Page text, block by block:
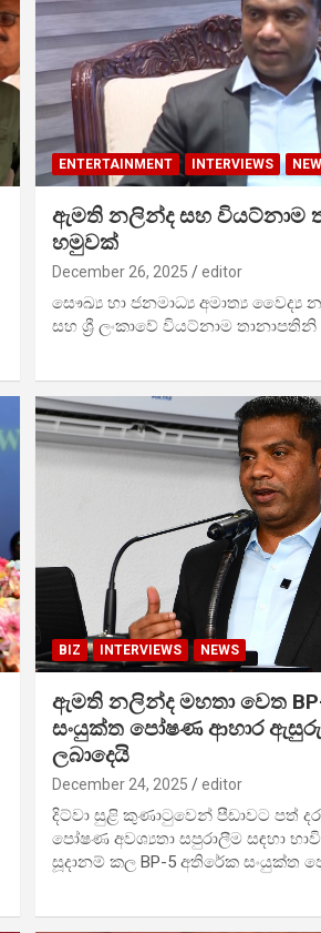
ENTERTAINMENT INTERVIEWS
ඇමති නලින්ද සහ වියට්නාම
හමුවක්
December 26, 2025 editor
සෞඛ්‍ය හා ජනමාධ්‍ය අමාත්‍ය වෛද්‍ය
සහ ශ්‍රී ලංකාවේ වියට්නාම තානාපතිනි
BIZ INTERVIEWS NEWS
ඇමති නලින්ද මහතා වෙත
සංයුක්ත පෝෂණ ආහාර
ලබාදෙයි
December 24, 2025 editor
දිට්වා සුළි කුණාටුවෙන් පීඩාවට පත්
පෝෂණ අවශ්‍යතා සපුරාලීම සඳහා
සූදානම් කල BP-5 අතිරේක සංයුක්ත